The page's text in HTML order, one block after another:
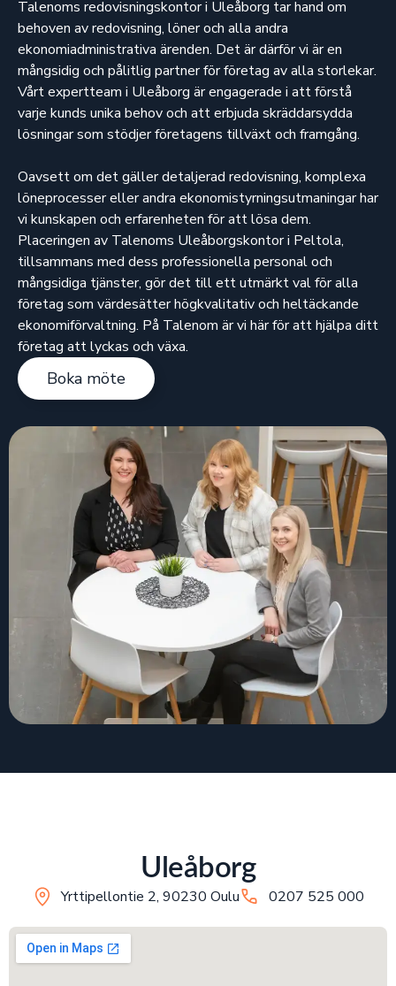
Talenoms redovisningskontor i Uleåborg tar hand om
behoven av redovisning, löner och alla andra
ekonomiadministrativa ärenden. Det är därför vi är en
mångsidig och pålitlig partner för företag av alla storlekar.
Vårt expertteam i Uleåborg är engagerade i att förstå
varje kunds unika behov och att erbjuda skräddarsydda
lösningar som stödjer företagens tillväxt och framgång.
Oavsett om det gäller detaljerad redovisning, komplexa
löneprocesser eller andra ekonomistyrningsutmaningar har
vi kunskapen och erfarenheten för att lösa dem.
Placeringen av Talenoms Uleåborgskontor i Peltola,
tillsammans med dess professionella personal och
mångsidiga tjänster, gör det till ett utmärkt val för alla
företag som värdesätter högkvalitativ och heltäckande
ekonomiförvaltning. På Talenom är vi här för att hjälpa ditt
företag att lyckas och växa.
Boka möte
Uleåborg
Yrttipellontie 2, 90230 Oulu 0207 525 000